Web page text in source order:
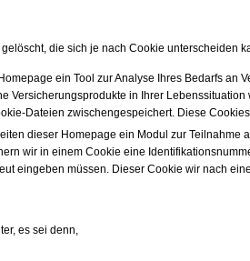
die sich je nach Cookie unterscheiden
ein Tool zur Analyse Ihres Bedarfs an
in Ihrer
Dateien zwischengespeichert. Diese
dieser Homepage ein Modul zur Teilnahme
wir in einem Cookie eine
eingeben müssen. Dieser Cookie wir nach
es sei denn,